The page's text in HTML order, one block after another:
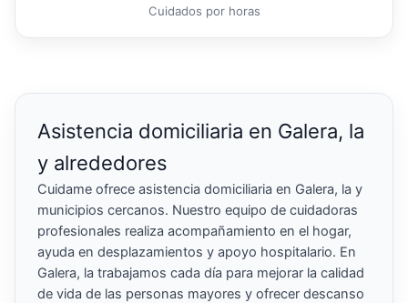
Cuidados por horas
Asistencia domiciliaria en Galera, la
y alrededores
Cuidame ofrece asistencia domiciliaria en Galera, la y
municipios cercanos. Nuestro equipo de cuidadoras
profesionales realiza acompañamiento en el hogar,
ayuda en desplazamientos y apoyo hospitalario. En
Galera, la trabajamos cada día para mejorar la calidad
de vida de las personas mayores y ofrecer descanso